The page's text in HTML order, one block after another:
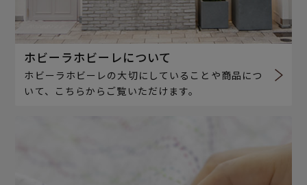
ホビーラホビーレについて
ホビーラホビーレの大切にしていることや商品につ
いて、こちらからご覧いただけます。